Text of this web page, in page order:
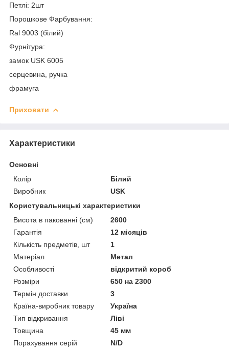
Петлі: 2шт
Порошкове Фарбування:
Ral 9003 (білий)
Фурнітура:
замок USK 6005
серцевина, ручка
фрамуга
Приховати
Характеристики
Основні
Колір
Білий
Виробник
USK
Користувальницькі характеристики
Висота в пакованні (см)
2600
Гарантія
12 місяців
Кількість предметів, шт
1
Матеріал
Метал
Особливості
відкритий короб
Розміри
650 на 2300
Термін доставки
3
Країна-виробник товару
Україна
Тип відкривання
Ліві
Товщина
45 мм
Порахування серій
N/D